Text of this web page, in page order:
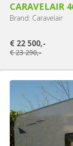
CARAVELAIR
Brand: Caravelair
€ 22 500,-
€ 23 290,-